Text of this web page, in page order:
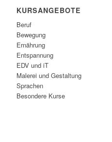
KURSANGEBOTE
Beruf
Bewegung
Ernährung
Entspannung
EDV und iT
Malerei und Gestaltung
Sprachen
Besondere Kurse